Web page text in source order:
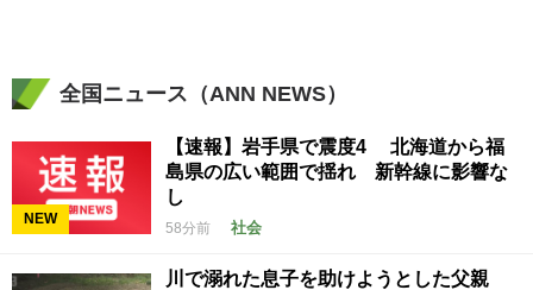
全国ニュース（ANN NEWS）
NEW
【速報】岩手県で震度4 北海道から福
島県の広い範囲で揺れ 新幹線に影響な
し
58分前 社会
川で溺れた息子を助けようとした父親